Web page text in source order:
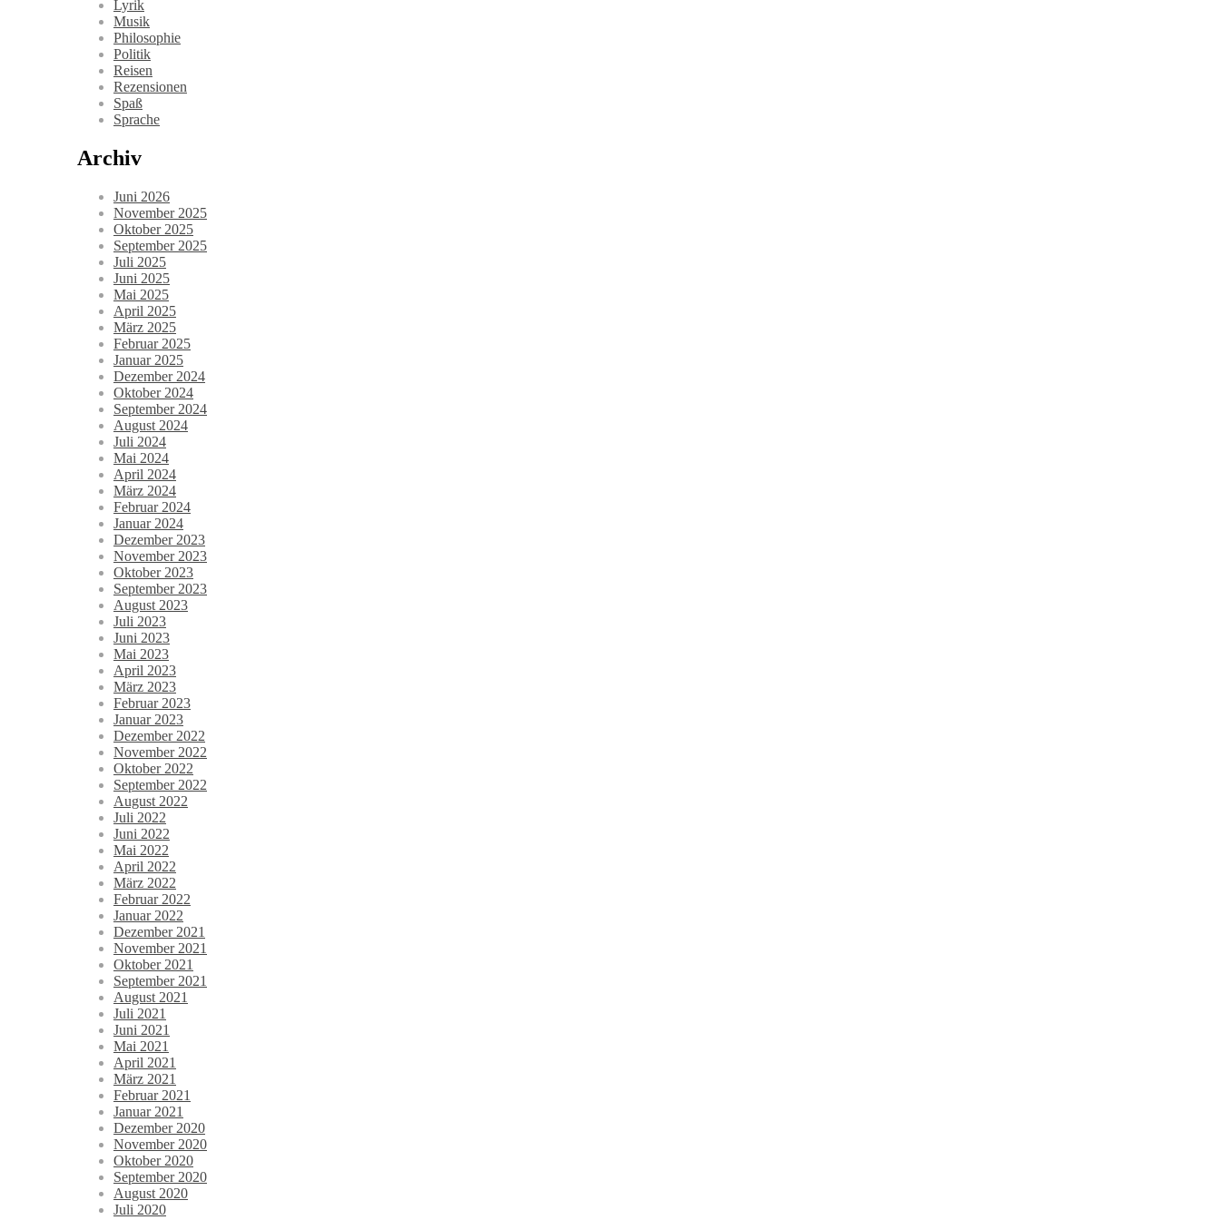
Lyrik
Musik
Philosophie
Politik
Reisen
Rezensionen
Spaß
Sprache
Archiv
Juni 2026
November 2025
Oktober 2025
September 2025
Juli 2025
Juni 2025
Mai 2025
April 2025
März 2025
Februar 2025
Januar 2025
Dezember 2024
Oktober 2024
September 2024
August 2024
Juli 2024
Mai 2024
April 2024
März 2024
Februar 2024
Januar 2024
Dezember 2023
November 2023
Oktober 2023
September 2023
August 2023
Juli 2023
Juni 2023
Mai 2023
April 2023
März 2023
Februar 2023
Januar 2023
Dezember 2022
November 2022
Oktober 2022
September 2022
August 2022
Juli 2022
Juni 2022
Mai 2022
April 2022
März 2022
Februar 2022
Januar 2022
Dezember 2021
November 2021
Oktober 2021
September 2021
August 2021
Juli 2021
Juni 2021
Mai 2021
April 2021
März 2021
Februar 2021
Januar 2021
Dezember 2020
November 2020
Oktober 2020
September 2020
August 2020
Juli 2020